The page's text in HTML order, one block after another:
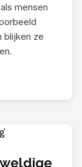
mensen
blijken ze